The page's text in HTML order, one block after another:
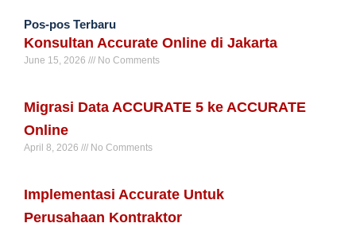
Pos-pos Terbaru
Konsultan Accurate Online di Jakarta
June 15, 2026 No Comments
Migrasi Data ACCURATE 5 ke ACCURATE
Online
April 8, 2026 No Comments
Implementasi Accurate Untuk
Perusahaan Kontraktor